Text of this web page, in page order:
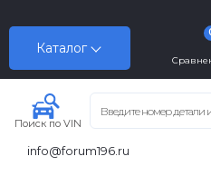
Каталог
Поиск по VIN
info@forum196.ru